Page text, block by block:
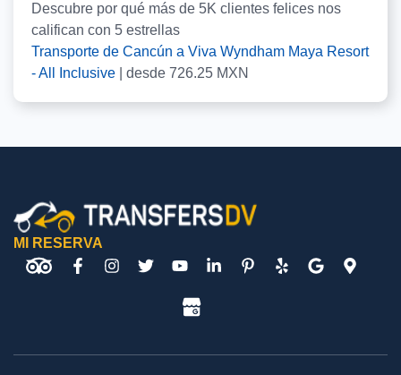
Descubre por qué más de 5K clientes felices nos
califican con 5 estrellas
Transporte de Cancún a Viva Wyndham Maya Resort
- All Inclusive
desde 726.25 MXN
MI RESERVA